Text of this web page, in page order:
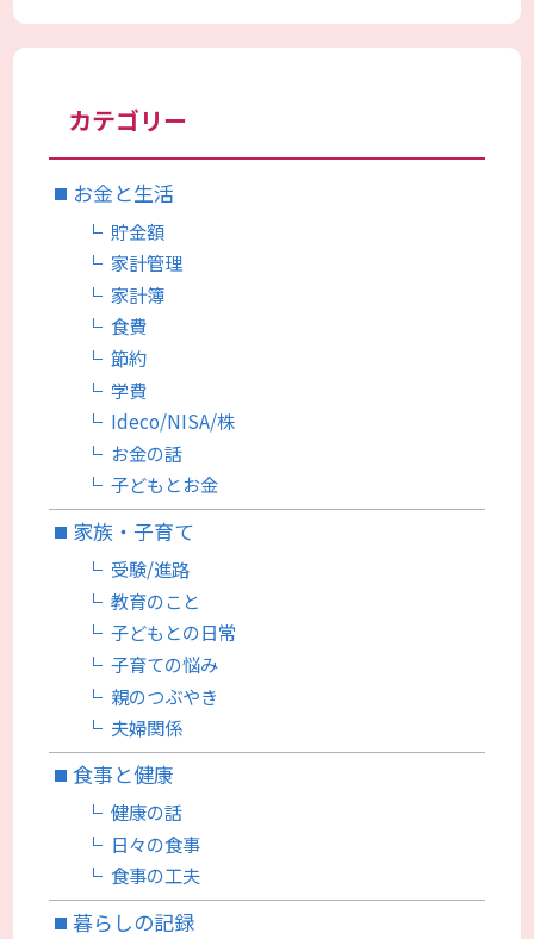
カテゴリー
お金と生活
貯金額
家計管理
家計簿
食費
節約
学費
Ideco/NISA/株
お金の話
子どもとお金
家族・子育て
受験/進路
教育のこと
子どもとの日常
子育ての悩み
親のつぶやき
夫婦関係
食事と健康
健康の話
日々の食事
食事の工夫
暮らしの記録